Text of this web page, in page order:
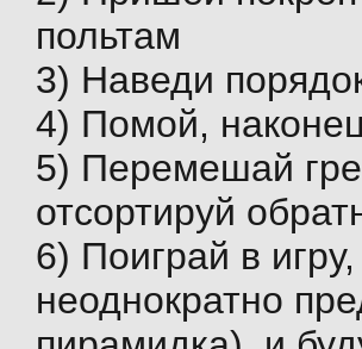
польтам
3) Наведи
4) Помой,
5) Перемешай
отсортируй
6) Поиграй в
неоднократно